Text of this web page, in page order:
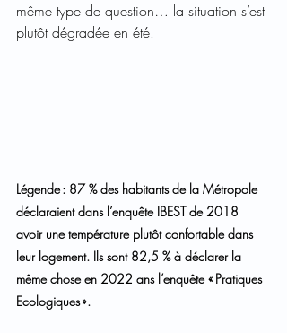
même type de question… la situation s’est
plutôt dégradée en été.
Légende : 87 % des habitants de la Métropole
déclaraient dans l’enquête IBEST de 2018
avoir une température plutôt confortable dans
leur logement. Ils sont 82,5 % à déclarer la
même chose en 2022 ans l’enquête « Pratiques
Ecologiques ».